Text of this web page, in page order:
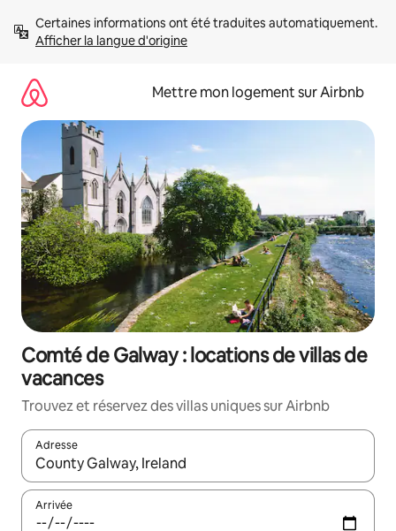
directement
Afficher la langue d'origine
Mettre mon logement sur Airbnb
Comté de Galway : locations de villas de
vacances
Trouvez et réservez des villas uniques sur Airbnb
Adresse
Lorsque les résultats s'affichent, utilisez les flèches vers le
Arrivée